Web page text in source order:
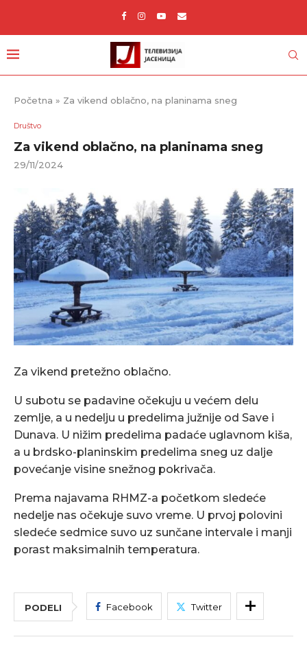
Početna » Za vikend oblačno, na planinama sneg
Društvo
Za vikend oblačno, na planinama sneg
29/11/2024
Za vikend pretežno oblačno.
U subotu se padavine očekuju u većem delu
zemlje, a u nedelju u predelima južnije od Save i
Dunava. U nižim predelima padaće uglavnom kiša,
a u brdsko-planinskim predelima sneg uz dalje
povećanje visine snežnog pokrivača.
Prema najavama RHMZ-a početkom sledeće
nedelje nas očekuje suvo vreme. U prvoj polovini
sledeće sedmice suvo uz sunčane intervale i manji
porast maksimalnih temperatura.
PODELI Facebook Twitter